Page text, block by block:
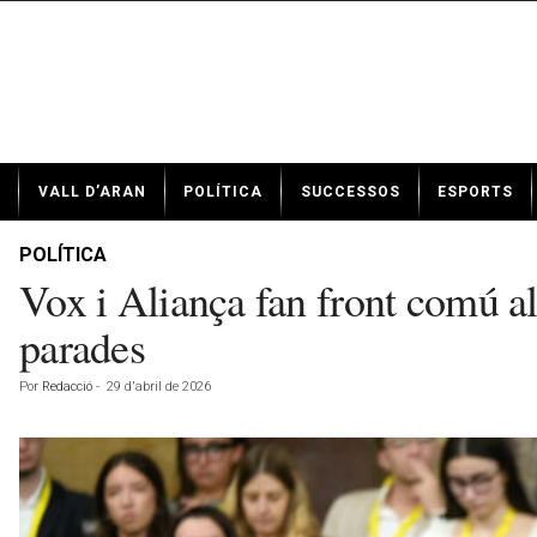
t
VALL D’ARAN POLÍTICA SUCCESSOS ESPORTS
POLÍTICA
Vox i Aliança fan front comú
parades
Por Redacció - 29 d'abril de 2026